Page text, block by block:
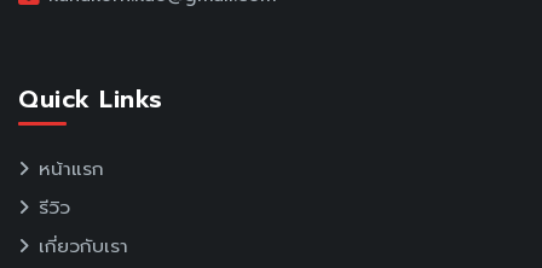
Quick Links
หน้าแรก
รีวิว
เกี่ยวกับเรา